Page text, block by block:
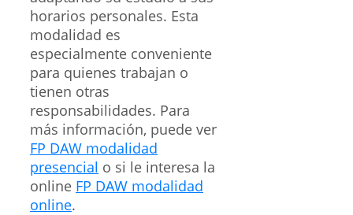
horarios personales. Esta
modalidad es
especialmente conveniente
para quienes trabajan o
tienen otras
responsabilidades. Para
más información, puede ver
FP DAW modalidad
presencial o si le interesa la
online FP DAW modalidad
online.